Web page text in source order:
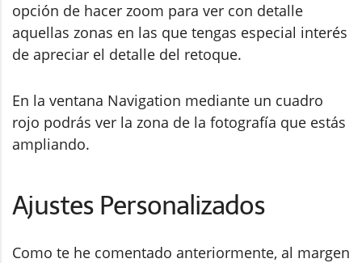
opción de hacer zoom para ver con detalle
aquellas zonas en las que tengas especial interés
de apreciar el detalle del retoque.
En la ventana Navigation mediante un cuadro
rojo podrás ver la zona de la fotografía que estás
ampliando.
Ajustes Personalizados
Como te he comentado anteriormente, al margen